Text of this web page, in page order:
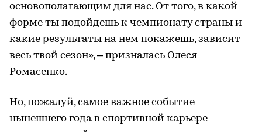
основополагающим для нас. От того, в какой
форме ты подойдешь к чемпионату страны и
какие результаты на нем покажешь, зависит
весь твой сезон», – призналась Олеся
Ромасенко.
Но, пожалуй, самое важное событие
нынешнего года в спортивной карьере